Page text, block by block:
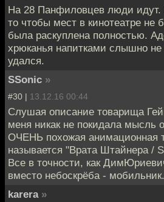
На 28 Панфиловцев люди
то чтобы мест в кинотеатре не
была раскуплена полностью.
хрюканья напитками слышно
удался.
SSonic »
#30 | 13.12.16 00:44
Слушая описание товарища
меня никак не покидала мысль
ОЧЕНЬ похожая анимационная
называется "Врата Штайнера /
Все в точности, как
вместо небоскрёба - мобильник.
karera »